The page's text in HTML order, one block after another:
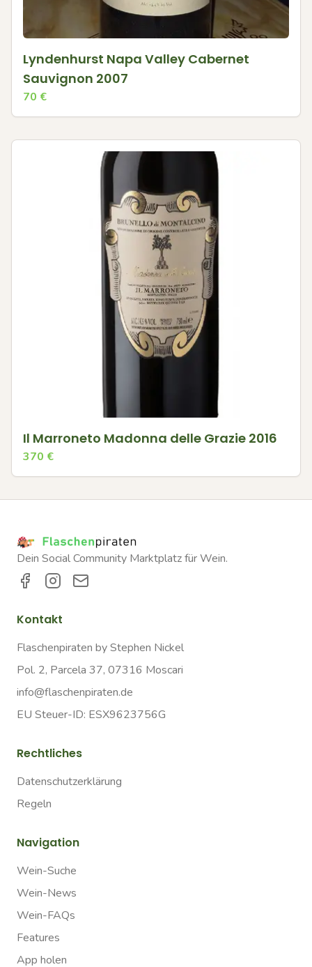
Lyndenhurst Napa Valley Cabernet
Sauvignon 2007
70 €
Il Marroneto Madonna delle Grazie 2016
370 €
Dein Social Community Marktplatz für Wein.
Kontakt
Flaschenpiraten by Stephen Nickel
Pol. 2, Parcela 37, 07316 Moscari
info@flaschenpiraten.de
EU Steuer-ID: ESX9623756G
Rechtliches
Datenschutzerklärung
Regeln
Navigation
Wein-Suche
Wein-News
Wein-FAQs
Features
App holen